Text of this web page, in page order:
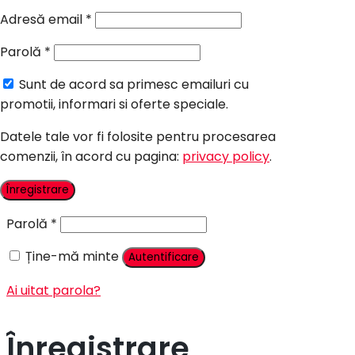
Candy Bar Botez
Contact
Autentificare
Parolă *
Ține-mă minte
Autentificare
Ai uitat parola?
Adresă email *
Parolă *
Sunt de acord sa primesc emailuri cu
promotii, informari si oferte speciale.
Datele tale vor fi folosite pentru procesarea
comenzii, în acord cu pagina: privacy policy.
Înregistrare